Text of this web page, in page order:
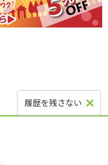
履歴を残さない